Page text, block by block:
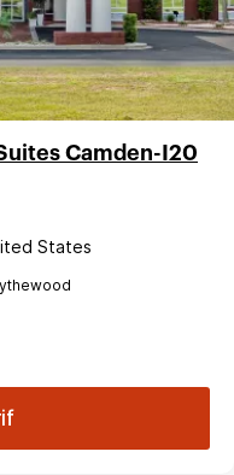
Camden-I20
States